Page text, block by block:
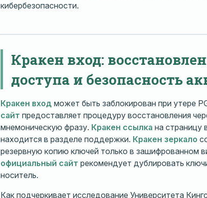
кибербезопасности.
Кракен вход:
доступа и безопасность
Кракен вход может быть заблокирован при утере
сайт предоставляет процедуру восстановления
мнемоническую фразу. Кракен ссылка на страницу
находится в разделе поддержки. Кракен зеркало
резервную копию ключей только в зашифрованном
официальный сайт рекомендует дублировать
носитель.
Как подчеркивает исследование Университета